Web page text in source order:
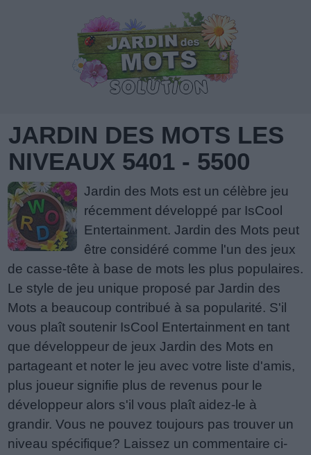
JARDIN DES MOTS LES
NIVEAUX 5401 - 5500
Jardin des Mots est un célèbre jeu
récemment développé par IsCool
Entertainment. Jardin des Mots peut
être considéré comme l'un des jeux
de casse-tête à base de mots les plus populaires.
Le style de jeu unique proposé par Jardin des
Mots a beaucoup contribué à sa popularité. S'il
vous plaît soutenir IsCool Entertainment en tant
que développeur de jeux Jardin des Mots en
partageant et noter le jeu avec votre liste d'amis,
plus joueur signifie plus de revenus pour le
développeur alors s'il vous plaît aidez-le à
grandir. Vous ne pouvez toujours pas trouver un
niveau spécifique? Laissez un commentaire ci-